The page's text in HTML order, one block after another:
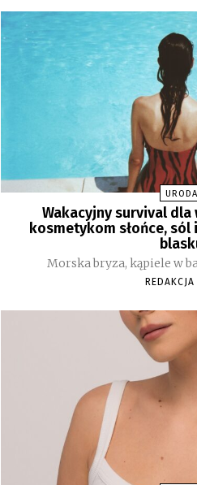
URODA
Wakacyjny survival dla
kosmetykom słońce,
Morska bryza, kąpiele w